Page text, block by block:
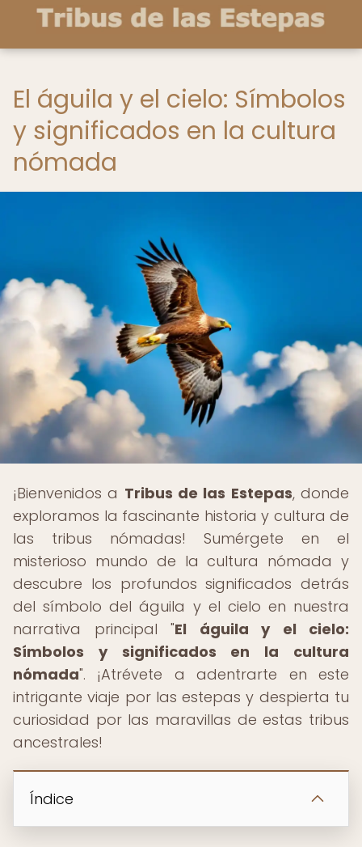
El águila y el cielo: Símbolos
y significados en la cultura
nómada
¡Bienvenidos a Tribus de las Estepas, donde
exploramos la fascinante historia y cultura de
las tribus nómadas! Sumérgete en el
misterioso mundo de la cultura nómada y
descubre los profundos significados detrás
del símbolo del águila y el cielo en nuestra
narrativa principal "El águila y el cielo:
Símbolos y significados en la cultura
nómada". ¡Atrévete a adentrarte en este
intrigante viaje por las estepas y despierta tu
curiosidad por las maravillas de estas tribus
ancestrales!
Índice